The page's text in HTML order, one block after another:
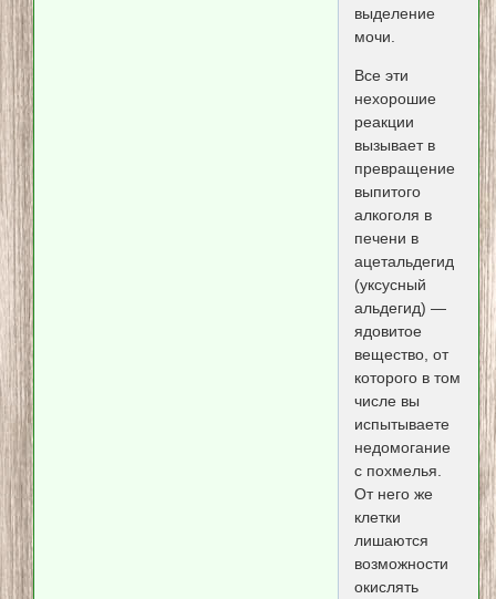
выделение
мочи.
Все эти
нехорошие
реакции
вызывает в
превращение
выпитого
алкоголя в
печени в
ацетальдегид
(уксусный
альдегид) —
ядовитое
вещество, от
которого в том
числе вы
испытываете
недомогание
с похмелья.
От него же
клетки
лишаются
возможности
окислять